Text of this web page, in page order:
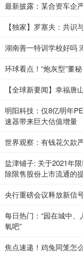
最新披露：某合资车企
【独家】罗塞夫：共识
湖南善一特训学校好吗
环球看点！“炮灰型”董
【全球新要闻】幸福
明阳科技：仅8亿明年
速器带来巨大估值增量
世界观察：有钱花欠款
盐津铺子: 关于2021年
除限售股份上市流通的
央行重磅会议释放新信
每日热门：“园在城中、
氧吧”
焦点速递！鸡兔同笼怎